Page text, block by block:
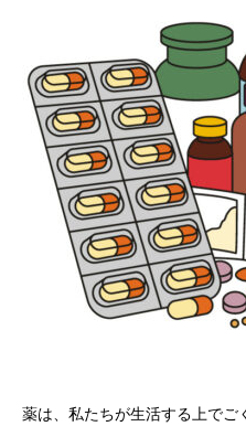
薬は、私たちが生活する上でご